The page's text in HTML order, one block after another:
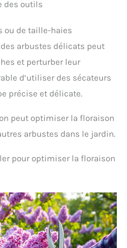
des outils
ou de taille-haies
arbustes délicats peut
et perturber leur
d’utiliser des sécateurs
précise et délicate.
peut optimiser la floraison
arbustes dans le jardin.
pour optimiser la floraison